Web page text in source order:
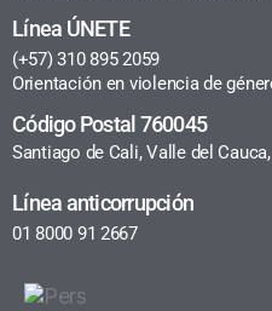
Línea ÚNETE
(+57) 310 895 2059
Orientación en violencia de
Código Postal 760045
Santiago de Cali, Valle del
Línea anticorrupción
01 8000 91 2667